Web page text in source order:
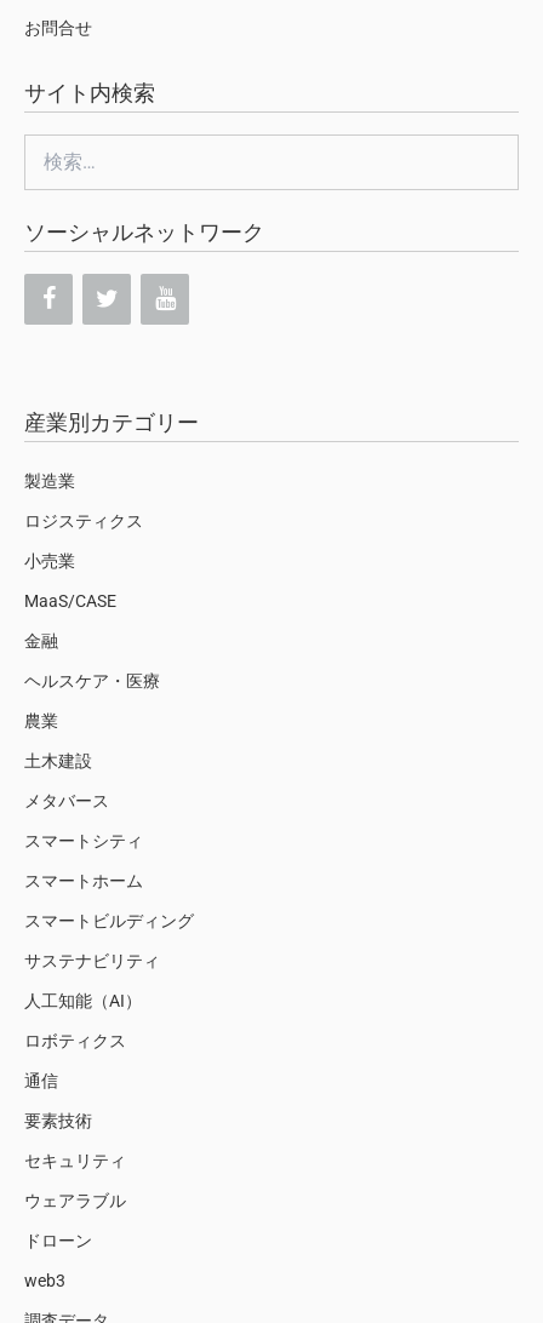
お問合せ
サイト内検索
索:
ソーシャルネットワーク
産業別カテゴリー
製造業
ロジスティクス
小売業
MaaS/CASE
金融
ヘルスケア・医療
農業
土木建設
メタバース
スマートシティ
スマートホーム
スマートビルディング
サステナビリティ
人工知能（AI）
ロボティクス
通信
要素技術
セキュリティ
ウェアラブル
ドローン
web3